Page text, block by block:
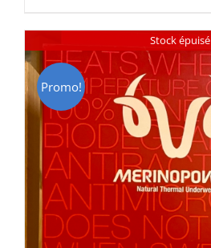
CHF 85.00.CHF 59.00.
Stock épuisé
Promo!